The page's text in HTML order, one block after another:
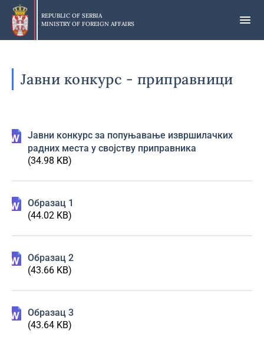
Skip
main
content
REPUBLIC OF SERBIA
MINISTRY OF FOREIGN AFFAIRS
Јавни конкурс - приправници
Јавни конкурс за попуњавање извршилачких
радних места у својству приправника
(34.98 KB)
Образац 1
(44.02 KB)
Образац 2
(43.66 KB)
Образац 3
(43.64 KB)